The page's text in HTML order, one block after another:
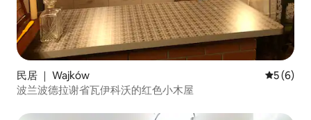
民居 ｜ Wajków 平均评分
5 (6)
波兰波德拉谢省瓦伊科沃的红色小木屋